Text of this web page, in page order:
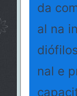
da
al na
nal e